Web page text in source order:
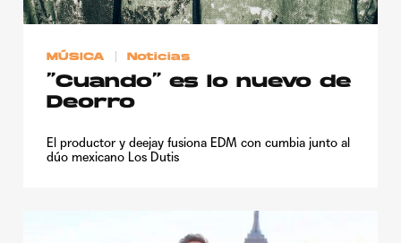
MÚSICA Noticias
“Cuando” es lo nuevo de
Deorro
El productor y deejay fusiona EDM con cumbia junto al
dúo mexicano Los Dutis